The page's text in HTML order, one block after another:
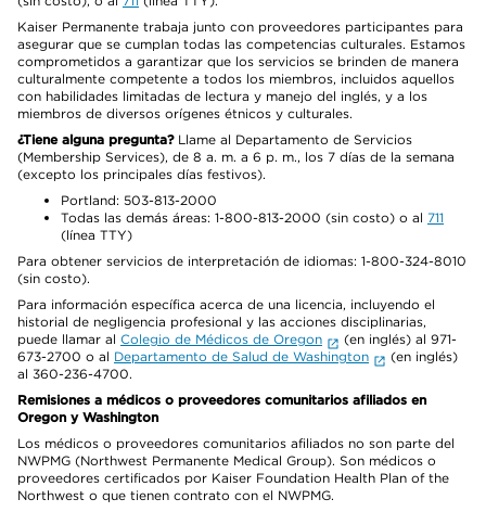
Kaiser Permanente trabaja junto con proveedores participantes para
asegurar que se cumplan todas las competencias culturales. Estamos
comprometidos a garantizar que los servicios se brinden de manera
culturalmente competente a todos los miembros, incluidos aquellos
con habilidades limitadas de lectura y manejo del inglés, y a los
miembros de diversos orígenes étnicos y culturales.
¿Tiene alguna pregunta?Llame al Departamento de Servicios
(Membership Services), de 8 a. m. a 6 p. m., los 7 días de la semana
(excepto los principales días festivos).
Portland: 503-813-2000
Todas las demás áreas: 1-800-813-2000 (sin costo) o al 711
(línea TTY)
Para obtener servicios de interpretación de idiomas: 1-800-324-8010
(sin costo).
Para información específica acerca de una licencia, incluyendo el
historial de negligencia profesional y las acciones disciplinarias,
puede llamar al Colegio de Médicos de Oregon
(en inglés) al 971-
673-2700 o al Departamento de Salud de Washington
(en inglés)
al 360-236-4700.
Remisiones a médicos o proveedores comunitarios afiliados en
Oregon y Washington
Los médicos o proveedores comunitarios afiliados no son parte del
NWPMG (Northwest Permanente Medical Group). Son médicos o
proveedores certificados por Kaiser Foundation Health Plan of the
Northwest o que tienen contrato con el NWPMG.